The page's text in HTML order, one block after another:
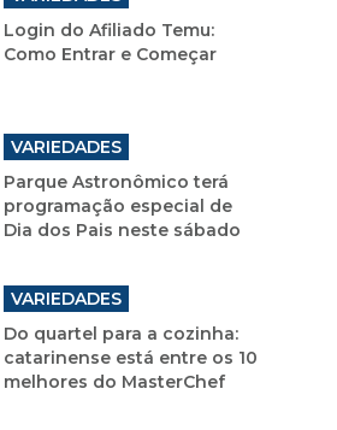
Login do Afiliado Temu:
Como Entrar e Começar
VARIEDADES
Parque Astronômico terá
programação especial de
Dia dos Pais neste sábado
VARIEDADES
Do quartel para a cozinha:
catarinense está entre os 10
melhores do MasterChef